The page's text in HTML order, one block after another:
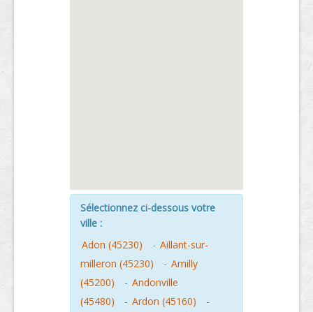
Sélectionnez ci-dessous votre
ville :
Adon (45230)
- Aillant-sur-
milleron (45230)
- Amilly
(45200)
- Andonville
(45480)
- Ardon (45160)
-